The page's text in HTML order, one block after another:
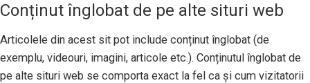
Conținut înglobat de pe alte situri web
Articolele din acest sit pot include conținut înglobat (de
exemplu, videouri, imagini, articole etc.). Conținutul înglobat de
pe alte situri web se comporta exact la fel ca și cum vizitatorii